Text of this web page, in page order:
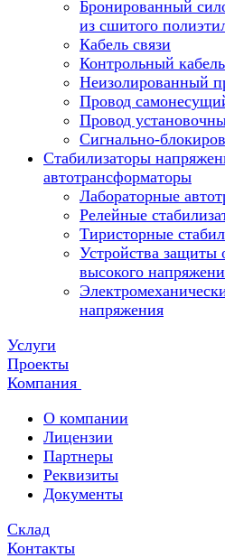
Бронированный
из сшитого
Кабель связи
Контрольный кабель
Неизолированный
Провод
Провод
Сигнально-
Стабилизаторы
автотрансформаторы
Лабораторные
Релейные
Тиристорные
Устройства защиты
высокого
напряжения
Услуги
Проекты
Компания
О компании
Лицензии
Партнеры
Реквизиты
Документы
Склад
Контакты